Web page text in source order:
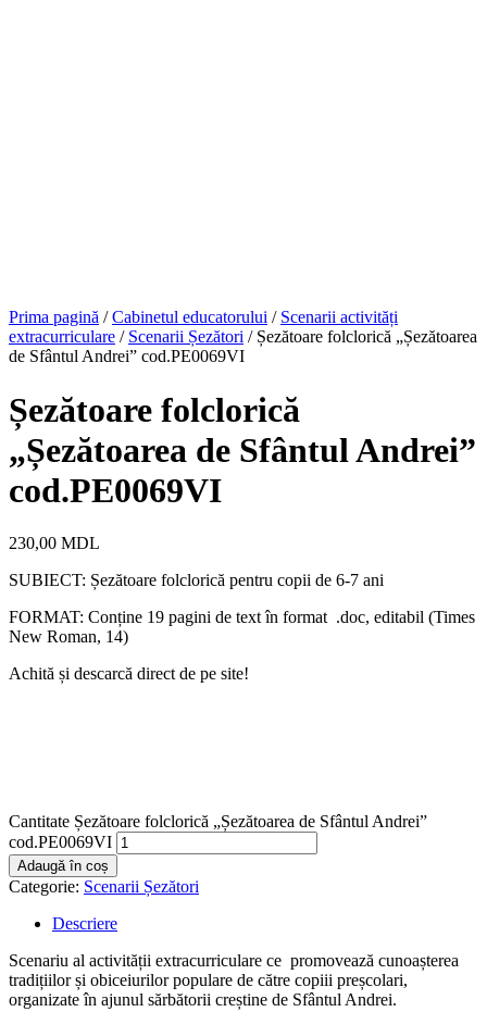
Prima pagină /Cabinetul educatorului / Scenarii activități
extracurriculare / Scenarii Șezători / Șezătoare folclorică „Șezătoarea
de Sfântul Andrei” cod.PE0069VI
Șezătoare folclorică
„Șezătoarea de Sfântul Andrei”
cod.PE0069VI
230,00 MDL
SUBIECT: Șezătoare folclorică pentru copii de 6-7 ani
FORMAT: Conține 19 pagini de text în format .doc, editabil (Times
New Roman, 14)
Achită și descarcă direct de pe site!
Cantitate Șezătoare folclorică „Șezătoarea de Sfântul Andrei”
cod.PE0069VI
Adaugă în coș
Categorie: Scenarii Șezători
Descriere
Scenariu al activității extracurriculare ce promovează cunoașterea
tradițiilor și obiceiurilor populare de către copiii preșcolari,
organizate în ajunul sărbătorii creștine de Sfântul Andrei.